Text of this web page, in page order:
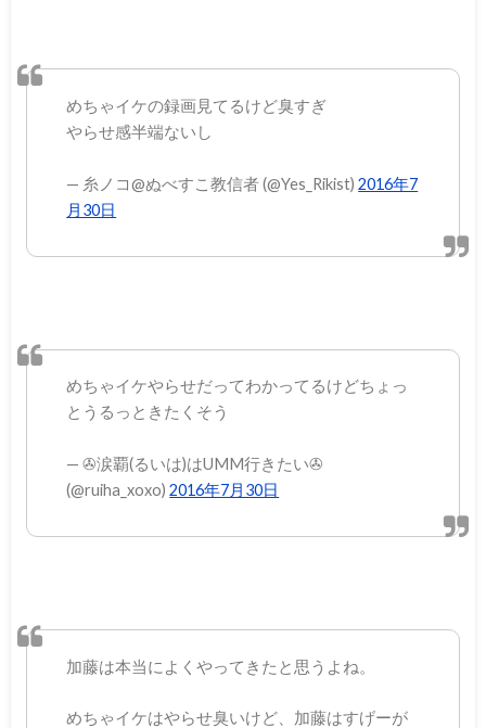
めちゃイケの録画見てるけど臭すぎ
やらせ感半端ないし
— 糸ノコ@ぬべすこ教信者 (@Yes_Rikist)2016年7
月30日
めちゃイケやらせだってわかってるけどちょっ
とうるっときたくそう
— ✇涙覇(るいは)はUMM行きたい✇
(@ruiha_xoxo)2016年7月30日
加藤は本当によくやってきたと思うよね。
めちゃイケはやらせ臭いけど、加藤はすげーが